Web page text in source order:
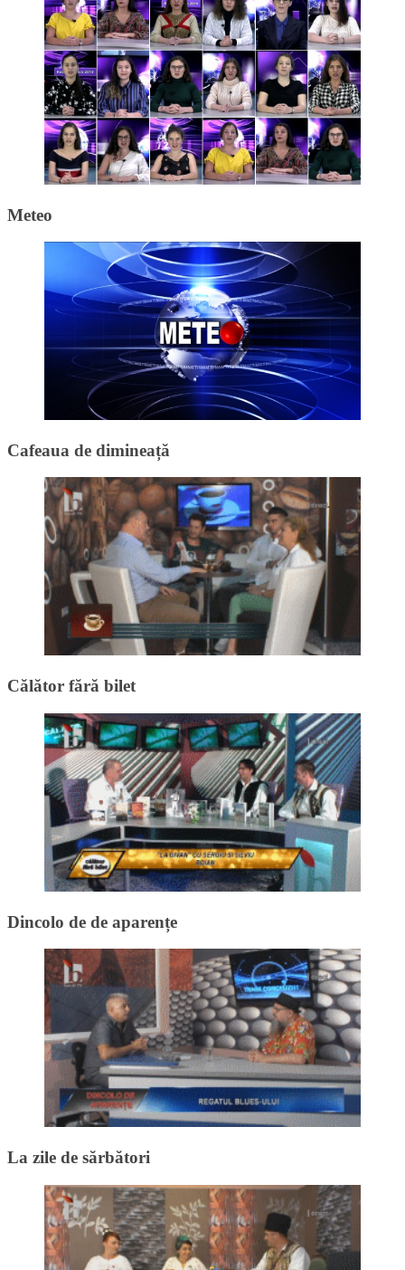
Meteo
Cafeaua de dimineață
Călător fără bilet
Dincolo de de aparențe
La zile de sărbători